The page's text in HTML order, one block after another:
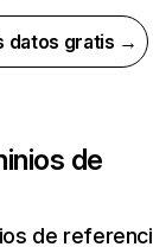
datos gratis →
de
de